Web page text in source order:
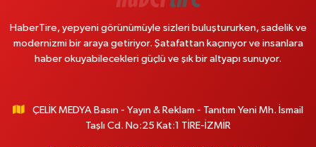
HaberTire, yepyeni görünümüyle sizleri buluştururken, sadelik ve
modernizmi bir araya getiriyor. Şatafattan kaçınıyor ve insanlara
haber okuyabilecekleri güçlü ve şık bir altyapı sunuyor.
ÇELİK MEDYA Basın - Yayın & Reklam - Tanıtım Yeni Mh. İsmail
Taşlı Cd. No:25 Kat:1 TİRE-İZMİR